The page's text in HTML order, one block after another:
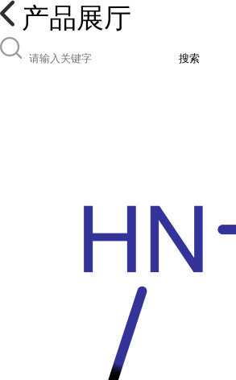
产品展厅
搜索